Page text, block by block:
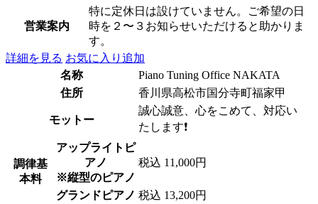
営業案内
特に定休日は設けていません。ご希望の日
時を２〜３お知らせいただけると助かりま
す。
詳細を見る お気に入り追加
名称
Piano Tuning Office NAKATA
住所
香川県高松市国分寺町福家甲
モットー
誠心誠意、心をこめて、対応い
たします❗️
調律基
本料
アップライトピ
アノ
※縦型のピアノ
税込 11,000円
グランドピアノ 税込 13,200円